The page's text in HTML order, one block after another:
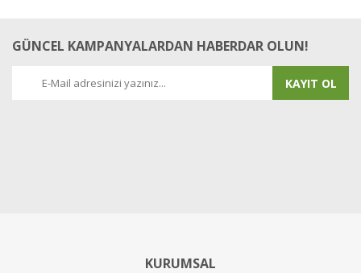
GÜNCEL KAMPANYALARDAN HABERDAR OLUN!
KAYIT OL
KURUMSAL